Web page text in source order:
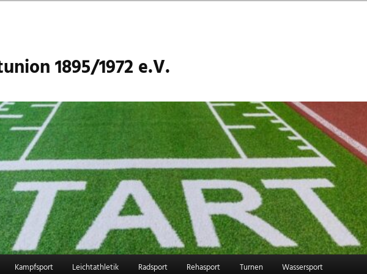
1895/1972 e.V.
Kampfsport Leichtathletik Radsport Rehasport Turnen Wassersport